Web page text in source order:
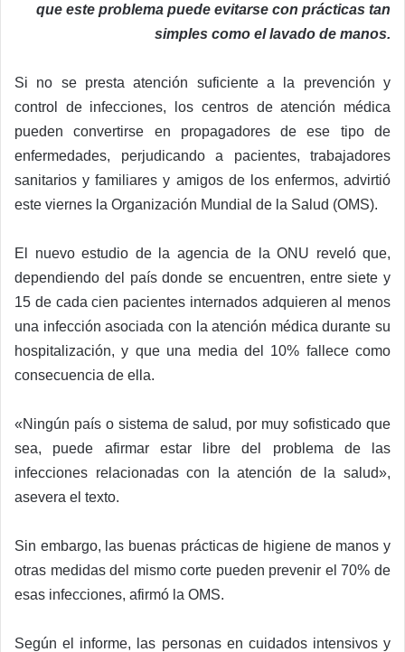
que este problema puede evitarse con prácticas tan
simples como el lavado de manos.
Si no se presta atención suficiente a la prevención y
control de infecciones, los centros de atención médica
pueden convertirse en propagadores de ese tipo de
enfermedades, perjudicando a pacientes, trabajadores
sanitarios y familiares y amigos de los enfermos, advirtió
este viernes la Organización Mundial de la Salud (OMS).
El nuevo estudio de la agencia de la ONU reveló que,
dependiendo del país donde se encuentren, entre siete y
15 de cada cien pacientes internados adquieren al menos
una infección asociada con la atención médica durante su
hospitalización, y que una media del 10% fallece como
consecuencia de ella.
«Ningún país o sistema de salud, por muy sofisticado que
sea, puede afirmar estar libre del problema de las
infecciones relacionadas con la atención de la salud»,
asevera el texto.
Sin embargo, las buenas prácticas de higiene de manos y
otras medidas del mismo corte pueden prevenir el 70% de
esas infecciones, afirmó la OMS.
Según el informe, las personas en cuidados intensivos y